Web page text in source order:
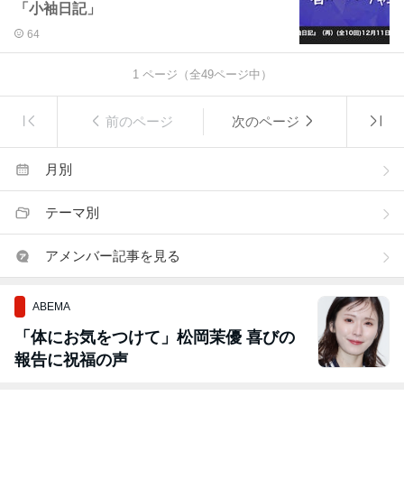
「小袖日記」
64
1ページ（全49ページ中）
前のページ 次のページ
月別
テーマ別
アメンバー記事を見る
ABEMA
「体にお気をつけて」松岡茉優 喜びの
報告に祝福の声